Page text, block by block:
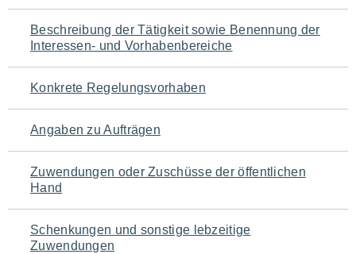
für
den
Seiteninhalt
Beschreibung der Tätigkeit sowie Benennung der
Interessen- und Vorhabenbereiche
Konkrete Regelungsvorhaben
Angaben zu Aufträgen
Zuwendungen oder Zuschüsse der öffentlichen
Hand
Schenkungen und sonstige lebzeitige
Zuwendungen